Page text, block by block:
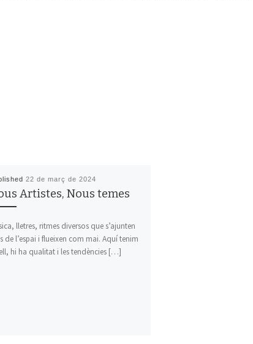
22 de març de 2024
Artistes, Nous temes
lletres, ritmes diversos que s’ajunten
de l’espai i flueixen com mai. Aquí tenim
hi ha qualitat i les tendències […]